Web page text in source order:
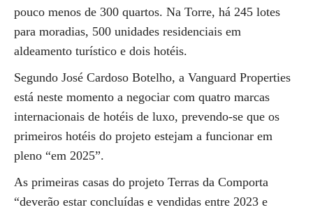
pouco menos de 300 quartos. Na Torre, há 245 lotes
para moradias, 500 unidades residenciais em
aldeamento turístico e dois hotéis.
Segundo José Cardoso Botelho, a Vanguard Properties
está neste momento a negociar com quatro marcas
internacionais de hotéis de luxo, prevendo-se que os
primeiros hotéis do projeto estejam a funcionar em
pleno “em 2025”.
As primeiras casas do projeto Terras da Comporta
“deverão estar concluídas e vendidas entre 2023 e